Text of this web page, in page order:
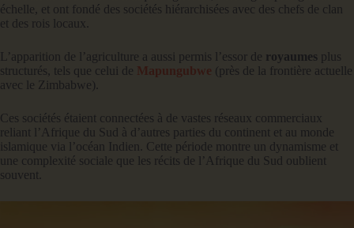
échelle, et ont fondé des sociétés hiérarchisées avec des chefs de clan
et des rois locaux.
L’apparition de l’agriculture a aussi permis l’essor de royaumes plus
structurés, tels que celui de Mapungubwe (près de la frontière actuelle
avec le Zimbabwe).
Ces sociétés étaient connectées à de vastes réseaux commerciaux
reliant l’Afrique du Sud à d’autres parties du continent et au monde
islamique via l’océan Indien. Cette période montre un dynamisme et
une complexité sociale que les récits de l’Afrique du Sud oublient
souvent.